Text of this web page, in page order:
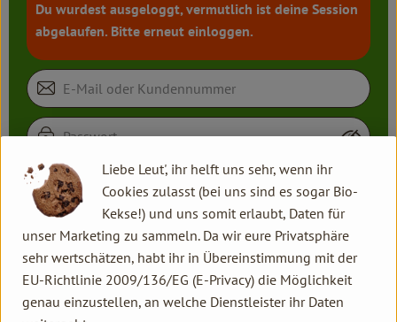
Einkaufen
Über uns
Aktuelles
Erleben
Du wurdest ausgeloggt, vermutlich ist deine Session
abgelaufen. Bitte erneut einloggen.
Jetzt einloggen
Passwort vergessen?
Kontakt allgemein
Liebe Leut', ihr helft uns sehr, wenn ihr
Cookies zulasst (bei uns sind es sogar Bio-
Kekse!) und uns somit erlaubt, Daten für
unser Marketing zu sammeln. Da wir eure Privatsphäre
sehr wertschätzen, habt ihr in Übereinstimmung mit der
EU-Richtlinie 2009/136/EG (E-Privacy) die Möglichkeit
genau einzustellen, an welche Dienstleister ihr Daten